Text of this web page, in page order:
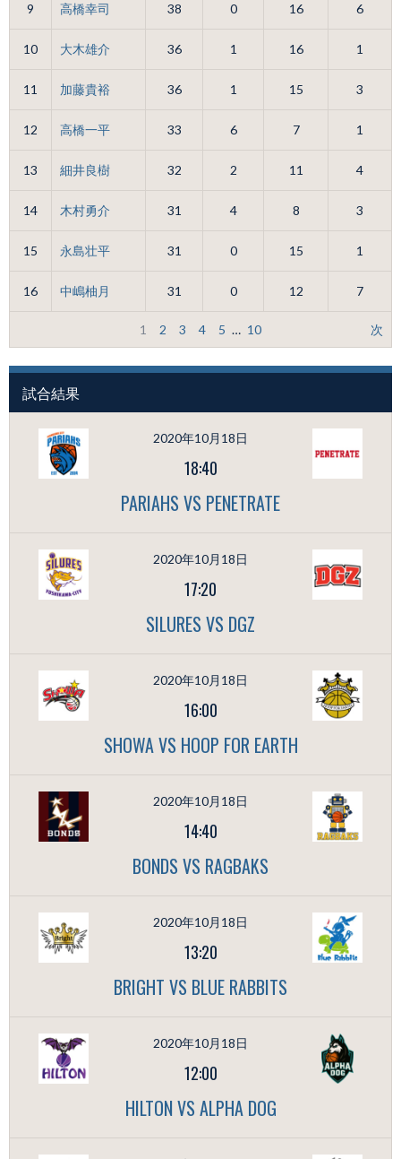
9 高橋幸司 38 0 16 6
10 大木雄介 36 1 16 1
11 加藤貴裕 36 1 15 3
12 高橋一平 33 6 7 1
13 細井良樹 32 2 11 4
14 木村勇介 31 4 8 3
15 永島壮平 31 0 15 1
16 中嶋柚月 31 0 12 7
1 2 3 4 5 … 10 次
試合結果
2020年10月18日
18:40
PARIAHS VS PENETRATE
2020年10月18日
17:20
SILURES VS DGZ
2020年10月18日
16:00
SHOWA VS HOOP FOR EARTH
2020年10月18日
14:40
BONDS VS RAGBAKS
2020年10月18日
13:20
BRIGHT VS BLUE RABBITS
2020年10月18日
12:00
HILTON VS ALPHA DOG